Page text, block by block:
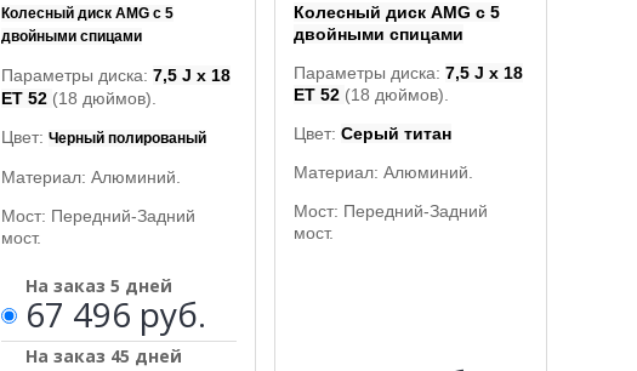
Колесный диск AMG с 5
двойными спицами
Параметры диска:7,5 J x 18
ET 52 (18 дюймов).
Цвет:Черный полированый
Материал: Алюминий.
Мост: Передний-Задний
мост.
На заказ 5 дней
67 496 руб.
На заказ 45 дней
Колесный диск AMG с 5
двойными спицами
Параметры диска: 7,5 J x 18
ET 52 (18 дюймов).
Цвет: Серый титан
Материал: Алюминий.
Мост: Передний-Задний
мост.